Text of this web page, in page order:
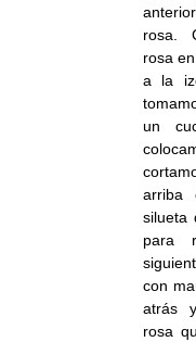
rosa.
rosa
a la
un
arriba
silueta
para
con
atrás
rosa